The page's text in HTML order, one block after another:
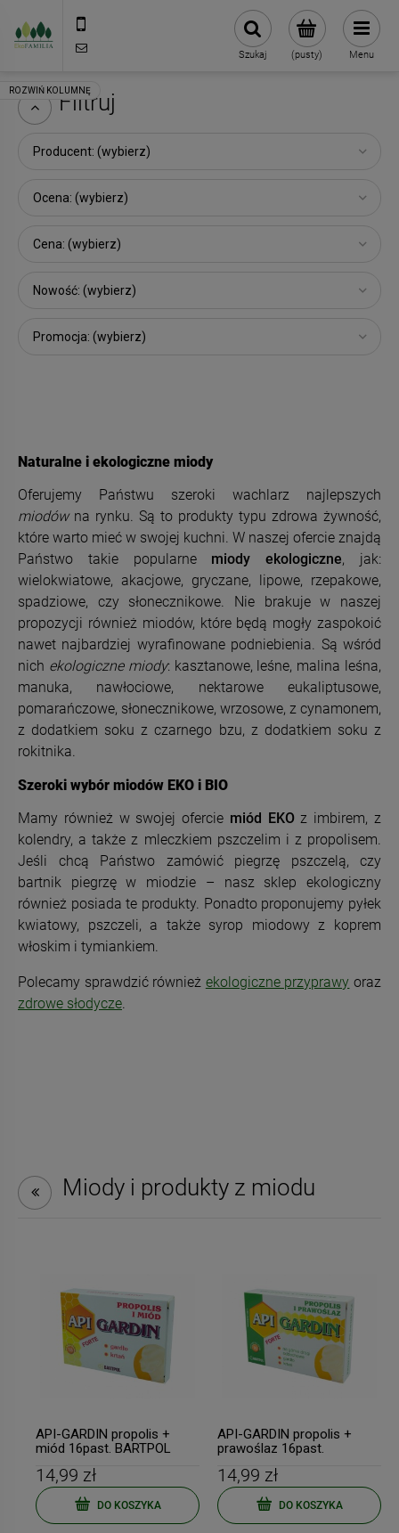
(pusty)
Szukaj Menu
Filtruj
Producent: (wybierz)
Ocena: (wybierz)
Cena: (wybierz)
Nowość: (wybierz)
Promocja: (wybierz)
Naturalne i ekologiczne miody
Oferujemy Państwu szeroki wachlarz najlepszych
miodówna rynku. Są to produkty typu zdrowa żywność,
które warto mieć w swojej kuchni. W naszej ofercie znajdą
Państwo takie popularne miody ekologiczne, jak:
wielokwiatowe, akacjowe, gryczane, lipowe, rzepakowe,
spadziowe, czy słonecznikowe. Nie brakuje w naszej
propozycji również miodów, które będą mogły zaspokoić
nawet najbardziej wyrafinowane podniebienia. Są wśród
nich ekologiczne miody: kasztanowe, leśne, malina leśna,
manuka, nawłociowe, nektarowe eukaliptusowe,
pomarańczowe, słonecznikowe, wrzosowe, z cynamonem,
z dodatkiem soku z czarnego bzu, z dodatkiem soku z
rokitnika.
Szeroki wybór miodów EKO i BIO
Mamy również w swojej ofercie miód EKOz imbirem, z
kolendry, a także z mleczkiem pszczelim i z propolisem.
Jeśli chcą Państwo zamówić piegrzę pszczelą, czy
bartnik piegrzę w miodzie – nasz sklep ekologiczny
również posiada te produkty. Ponadto proponujemy pyłek
kwiatowy, pszczeli, a także syrop miodowy z koprem
włoskim i tymiankiem.
Polecamy sprawdzić również ekologiczne przyprawy oraz
zdrowe słodycze.
Miody i produkty z miodu
API-GARDIN propolis +
miód 16past. BARTPOL
14,99 zł
DO KOSZYKA
API-GARDIN propolis +
prawoślaz 16past.
14,99 zł
DO KOSZYKA